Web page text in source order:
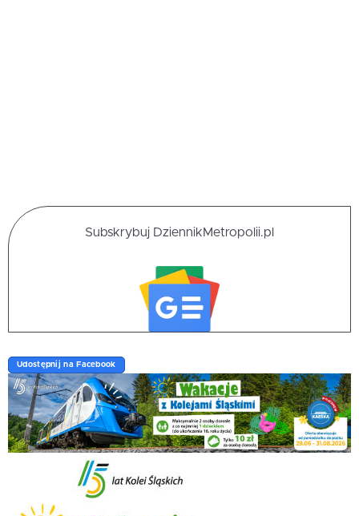
Subskrybuj DziennikMetropolii.pl
Udostępnij na Facebook